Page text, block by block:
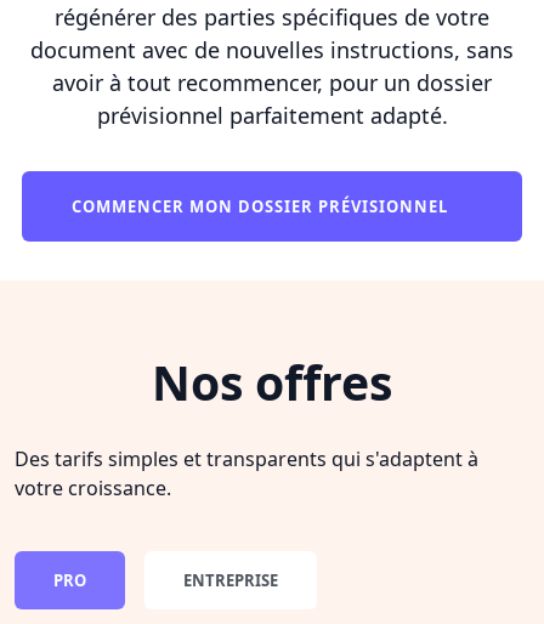
régénérer des parties spécifiques de votre
document avec de nouvelles instructions, sans
avoir à tout recommencer, pour un dossier
prévisionnel parfaitement adapté.
COMMENCER MON DOSSIER PRÉVISIONNEL
Nos offres
Des tarifs simples et transparents qui s'adaptent à
votre croissance.
PRO ENTREPRISE